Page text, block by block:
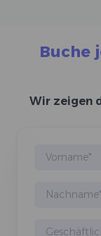
Buche
Wir zeigen